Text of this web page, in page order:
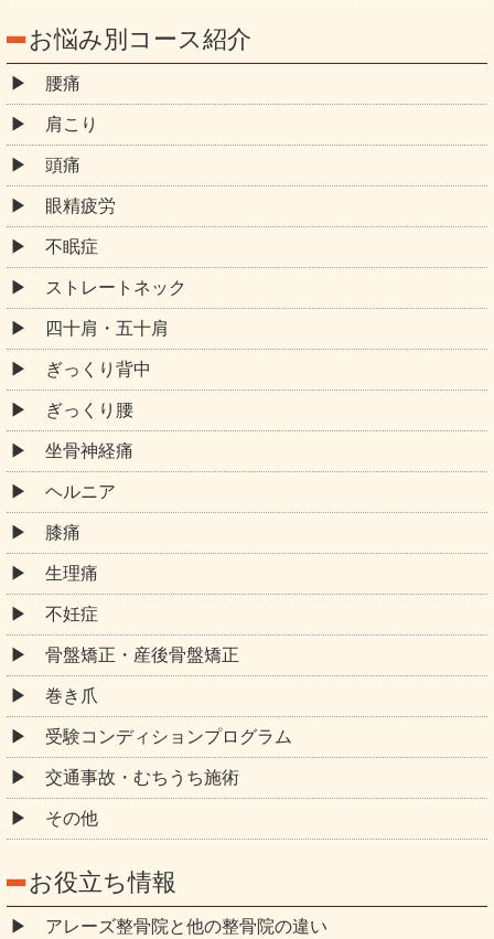
お悩み別コース紹介
腰痛
肩こり
頭痛
眼精疲労
不眠症
ストレートネック
四十肩・五十肩
ぎっくり背中
ぎっくり腰
坐骨神経痛
ヘルニア
膝痛
生理痛
不妊症
骨盤矯正・産後骨盤矯正
巻き爪
受験コンディションプログラム
交通事故・むちうち施術
その他
お役立ち情報
アレーズ整骨院と他の整骨院の違い